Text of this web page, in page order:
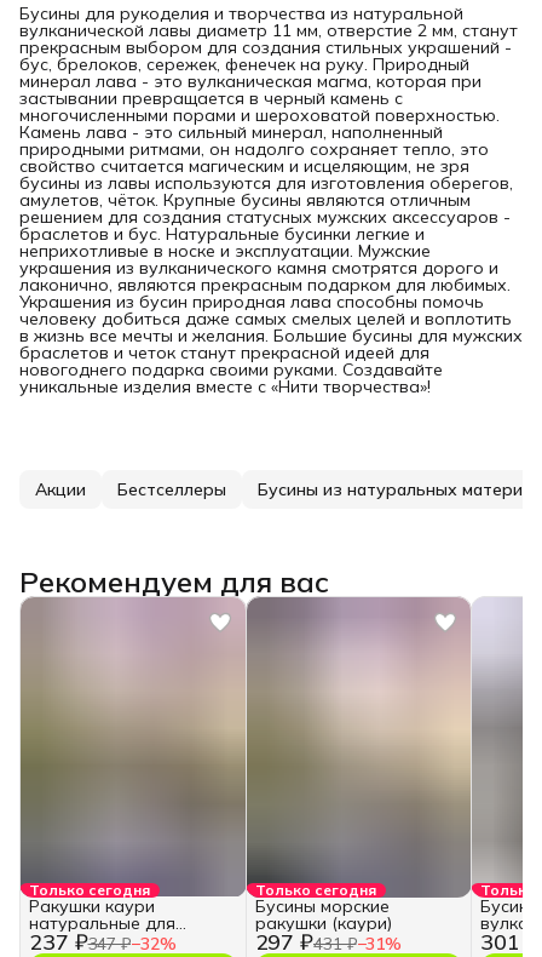
Бусины для рукоделия и творчества из натуральной
вулканической лавы диаметр 11 мм, отверстие 2 мм, станут
прекрасным выбором для создания стильных украшений -
бус, брелоков, сережек, фенечек на руку. Природный
минерал лава - это вулканическая магма, которая при
застывании превращается в черный камень с
многочисленными порами и шероховатой поверхностью.
Камень лава - это сильный минерал, наполненный
природными ритмами, он надолго сохраняет тепло, это
свойство считается магическим и исцеляющим, не зря
бусины из лавы используются для изготовления оберегов,
амулетов, чёток. Крупные бусины являются отличным
решением для создания статусных мужских аксессуаров -
браслетов и бус. Натуральные бусинки легкие и
неприхотливые в носке и эксплуатации. Мужские
украшения из вулканического камня смотрятся дорого и
лаконично, являются прекрасным подарком для любимых.
Украшения из бусин природная лава способны помочь
человеку добиться даже самых смелых целей и воплотить
в жизнь все мечты и желания. Большие бусины для мужских
браслетов и четок станут прекрасной идеей для
новогоднего подарка своими руками. Создавайте
уникальные изделия вместе с «Нити творчества»!
Акции Бестселлеры Бусины из натуральных
Рекомендуем для вас
Только сегодня
237 ₽347 ₽−32%
Ракушки каури
натуральные для
творчества и рукоделия
Только сегодня
297 ₽431 ₽−31%
Бусины морские
ракушки (каури)
Только
301 ₽